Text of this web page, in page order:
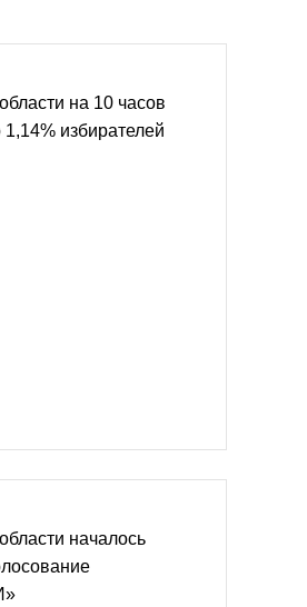
на 10 часов
избирателей
началось